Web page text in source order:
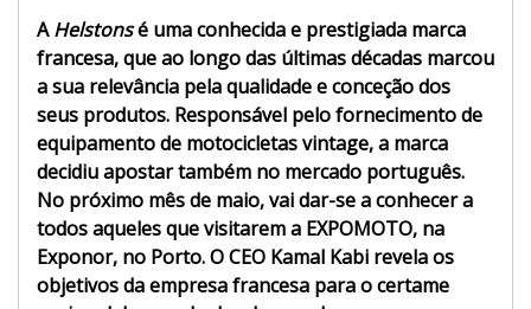
AHelstonsé uma conhecida e prestigiada marca
francesa, que ao longo das últimas décadas marcou
a sua relevância pela qualidade e conceção dos
seus produtos. Responsável pelo fornecimento de
equipamento de motocicletas vintage, a marca
decidiu apostar também no mercado português.
No próximo mês de maio, vai dar-se a conhecer a
todos aqueles que visitarem a EXPOMOTO, na
Exponor, no Porto. O CEO Kamal Kabi revela os
objetivos da empresa francesa para o certame